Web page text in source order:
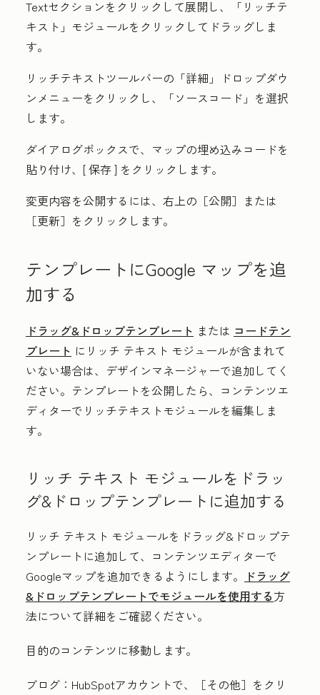
Textセクションをクリックして展開し、
「リッチテ
キスト」 モジュールをクリックしてドラッグしま
す。
リッチテキストツールバーの「詳細」
ドロップダウ
ンメニューをクリックし、「ソースコード 」を選択
します。
ダイアログボックスで、マップの埋め込みコードを
貼り付け、[保存] をクリックします。
変更内容を公開するには、右上の［公開］ または
［更新］ をクリックします。
テンプレートにGoogle マップを追
加する
ドラッグ&ドロップテンプレート または コードテン
プレート にリッチ テキスト モジュールが含まれて
いない場合は、デザインマネージャーで追加してく
ださい。テンプレートを公開したら、コンテンツエ
ディターでリッチテキストモジュールを編集しま
す。
リッチ テキスト モジュールをドラッ
グ&ドロップテンプレートに追加する
リッチ テキスト モジュールをドラッグ&ドロップテ
ンプレートに追加して、コンテンツエディターで
Googleマップを追加できるようにします。
ドラッグ
&ドロップテンプレートでモジュールを使用する方
法について詳細をご確認ください。
目的のコンテンツに移動します。
ブログ ：HubSpotアカウントで、
［その他］をクリ